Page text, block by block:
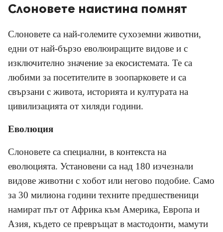
Слоновете наистина помнят
Слоновете са най-големите сухоземни животни,
едни от най-бързо еволюиращите видове и с
изключително значение за екосистемата. Те са
любими за посетителите в зоопарковете и са
свързани с живота, историята и културата на
цивилизацията от хиляди години.
Еволюция
Слоновете са специални, в контекста на
еволюцията. Установени са над 180 изчезнали
видове животни с хобот или негово подобие. Само
за 30 милиона години техните предшественици
намират път от Африка към Америка, Европа и
Азия, където се превръщат в мастодонти, мамути